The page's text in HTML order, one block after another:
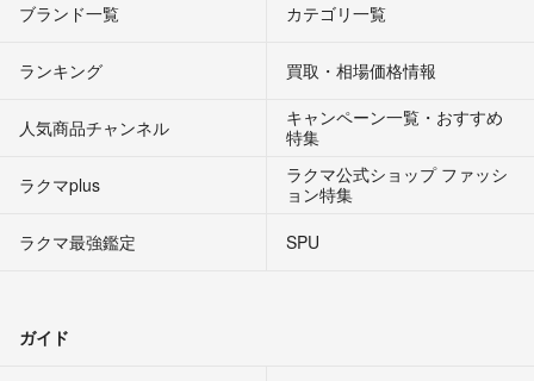
ブランド一覧 カテゴリ一覧
ランキング 買取・相場価格情報
人気商品チャンネル
キャンペーン一覧・おすすめ
特集
ラクマplus
ラクマ公式ショップ ファッシ
ョン特集
ラクマ最強鑑定
SPU
ガイド